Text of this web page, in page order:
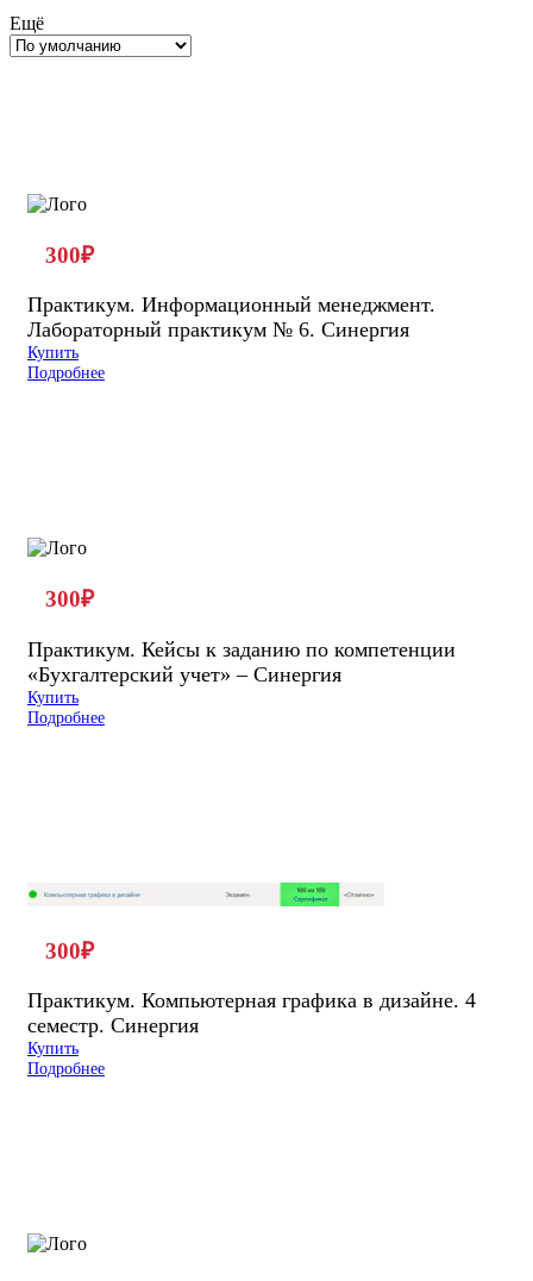
Ещё
300₽
Практикум. Информационный менеджмент.
Лабораторный практикум № 6. Синергия
Купить
Подробнее
300₽
Практикум. Кейсы к заданию по компетенции
«Бухгалтерский учет» – Синергия
Купить
Подробнее
300₽
Практикум. Компьютерная графика в дизайне. 4
семестр. Синергия
Купить
Подробнее